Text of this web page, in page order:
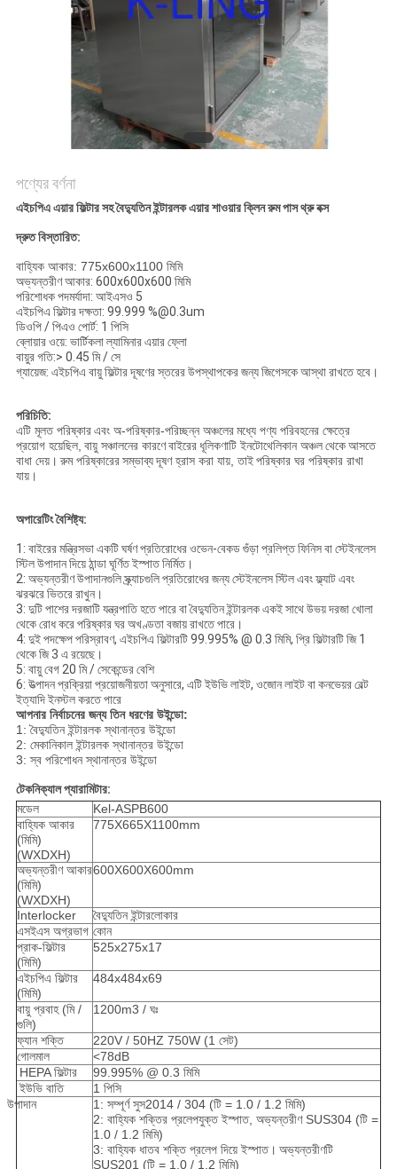
পণ্যের বর্ণনা
এইচপিএ এয়ার ফিল্টার সহ বৈদ্যুতিন ইন্টারলক এয়ার শাওয়ার ক্লিন রুম পাস থ্রু বক্স
দ্রুত বিস্তারিত:
বাহ্যিক আকার: 775x600x1100 মিমি
অভ্যন্তরীণ আকার: 600x600x600 মিমি
পরিশোধক পদমর্যাদা: আইএসও 5
এইচপিএ ফিল্টার দক্ষতা: 99.999 %@0.3um
ডিওপি / পিএও পোর্ট: 1 পিসি
ব্লোয়ার ওয়ে: ভার্টিকলা ল্যামিনার এয়ার ফ্লো
বায়ুর গতি:> 0.45 মি / সে
গ্যায়েজ: এইচপিএ বায়ু ফিল্টার দূষণের স্তরের উপস্থাপকের জন্য জিগেসকে আস্থা রাখতে হবে।
পরিচিতি:
এটি মূলত পরিষ্কারএবং অ-পরিষ্কার-পরিচ্ছন্ন অঞ্চলেরমধ্যে পণ্য পরিবহনের ক্ষেত্রে
প্রয়োগ হয়েছিল, বায়ু সঞ্চালনের কারণেবাইরের ধূলিকণাটি ইনটোথেলিকান অঞ্চলথেকেআসতে
বাধা দেয়। রুম পরিষ্কারেরসম্ভাব্যদূষণ হ্রাস করা যায়, তাইপরিষ্কার ঘর পরিষ্কার রাখা
যায়।
অপারেটিং বৈশিষ্ট্য:
1: বাইরের মন্ত্রিসভা একটি ঘর্ষণ প্রতিরোধের ওভেন-বেকড গুঁড়া প্রলিপ্ত ফিনিস বা স্টেইনলেস
স্টিল উপাদান দিয়ে ঠান্ডা ঘূর্ণিত ইস্পাত নির্মিত।
2: অভ্যন্তরীণ উপাদানগুলি স্ক্র্যাচগুলি প্রতিরোধের জন্য স্টেইনলেস স্টিল এবং ফ্ল্যাট এবং
ঝরঝরে ভিতরে রাখুন।
3: দুটি পাশের দরজাটি যন্ত্রপাতি হতে পারে বা বৈদ্যুতিন ইন্টারলক একই সাথে উভয় দরজা খোলা
থেকে রোধ করে পরিষ্কার ঘর অখণ্ডতা বজায় রাখতে পারে।
4: দুই পদক্ষেপ পরিস্রাবণ, এইচপিএ ফিল্টারটি 99.995% @ 0.3 মিমি, প্রি ফিল্টারটি জি 1
থেকে জি 3 এ রয়েছে।
5: বায়ু বেগ 20 মি / সেকেন্ডের বেশি
6: উত্পাদন প্রক্রিয়া প্রয়োজনীয়তা অনুসারে, এটি ইউভি লাইট, ওজোন লাইট বা কনভেয়র বেল্ট
ইত্যাদি ইনস্টল করতে পারে
আপনার নির্বাচনের জন্য তিন ধরণের উইন্ডো:
1: বৈদ্যুতিন ইন্টারলক স্থানান্তর উইন্ডো
2: মেকানিকাল ইন্টারলক স্থানান্তর উইন্ডো
3: স্ব পরিশোধন স্থানান্তর উইন্ডো
টেকনিক্যাল প্যারামিটার:
মডেল
Kel-ASPB600
বাহ্যিক আকার
(মিমি)
(WXDXH)
775X665X1100mm
অভ্যন্তরীণ আকার
(মিমি)
(WXDXH)
600X600X600mm
Interlocker
বৈদ্যুতিন ইন্টারলোকার
এসইএস অগ্রভাগ কোন
প্রাক-ফিল্টার
(মিমি)
525x275x17
এইচপিএ ফিল্টার
(মিমি)
484x484x69
বায়ু প্রবাহ (মি /
গুলি)
1200m3 / ঘঃ
ফ্যান শক্তি
220V / 50HZ 750W (1 সেট)
গোলমাল
<78dB
HEPA ফিল্টার
99.995% @ 0.3 মিমি
ইউভি বাতি
1 পিসি
উপাদান
1: সম্পূর্ণ সুস2014 / 304 (টি = 1.0 / 1.2 মিমি)
2: বাহ্যিক শক্তির প্রলেপযুক্ত ইস্পাত, অভ্যন্তরীণ SUS304 (টি =
1.0 / 1.2 মিমি)
3: বাহ্যিক ধাতব শক্তি প্রলেপ দিয়ে ইস্পাত। অভ্যন্তরীণটি
SUS201 (টি = 1.0 / 1.2 মিমি)